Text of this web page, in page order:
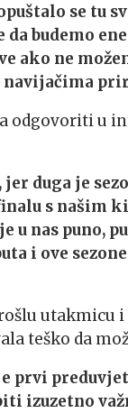
se tu
budemo
ako ne
navijačima
odgovoriti u
duga je
s našim
u nas puno,
i ove
teško da
prvi
izuzetno